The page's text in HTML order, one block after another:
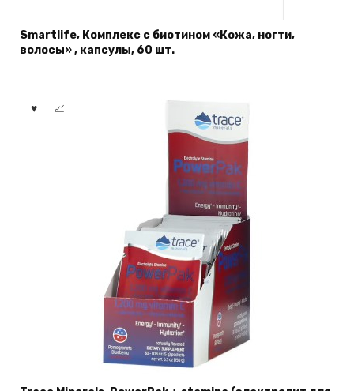
Smartlife, Комплекс с биотином «Кожа, ногти,
волосы» , капсулы, 60 шт.